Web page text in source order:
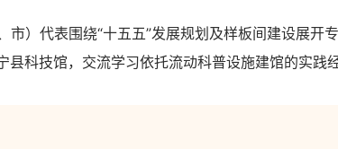
）代表围绕“十五五”发展规划及样板间建设展开
县科技馆，交流学习依托流动科普设施建馆的实践